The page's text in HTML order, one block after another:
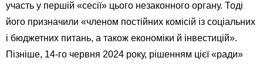
участь у першій «сесії» цього незаконного органу. Тоді
його призначили «членом постійних комісій із соціальних
і бюджетних питань, а також економіки й інвестицій».
Пізніше, 14-го червня 2024 року, рішенням цієї «ради»